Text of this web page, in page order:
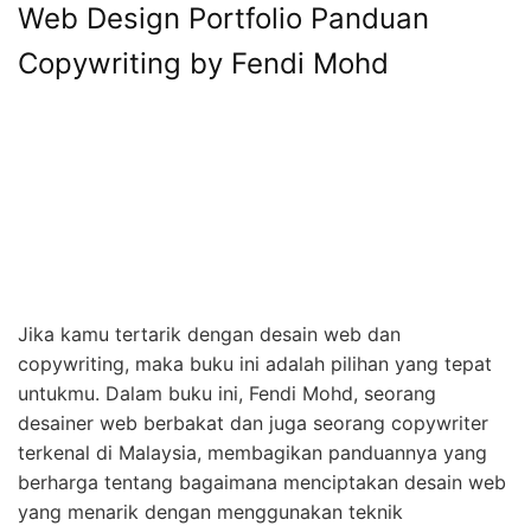
Web Design Portfolio Panduan
Copywriting by Fendi Mohd
Jika kamu tertarik dengan desain web dan
copywriting, maka buku ini adalah pilihan yang tepat
untukmu. Dalam buku ini, Fendi Mohd, seorang
desainer web berbakat dan juga seorang copywriter
terkenal di Malaysia, membagikan panduannya yang
berharga tentang bagaimana menciptakan desain web
yang menarik dengan menggunakan teknik